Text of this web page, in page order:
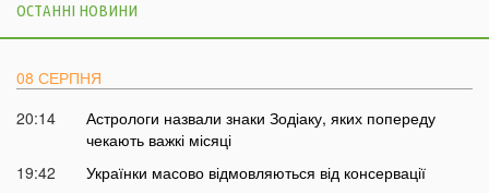
ОСТАННІ НОВИНИ
08 СЕРПНЯ
20:14
Астрологи назвали знаки Зодіаку, яких попереду
чекають важкі місяці
19:42
Українки масово відмовляються від консервації